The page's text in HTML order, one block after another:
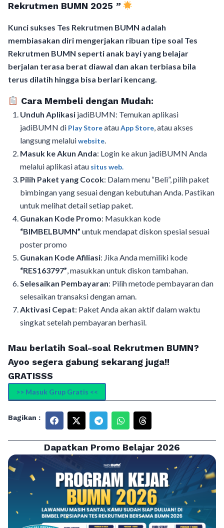
Rekrutmen BUMN 2025 ”
Kunci sukses Tes Rekrutmen BUMN adalah
membiasakan diri mengerjakan ribuan tipe soal Tes
Rekrutmen BUMN seperti anak bayi yang belajar
berjalan terasa berat diawal dan akan terbiasa bila
terus dilatih hingga bisa berlari kencang.
Cara Membeli dengan Mudah:
Unduh Aplikasi jadiBUMN: Temukan aplikasi
jadiBUMN di Play StoreatauApp Store, atau akses
langsung melaluiwebsite.
Masuk ke Akun Anda: Login ke akun jadiBUMN Anda
melalui aplikasi atau situs web.
Pilih Paket yang Cocok: Dalam menu “Beli”, pilih paket
bimbingan yang sesuai dengan kebutuhan Anda. Pastikan
untuk melihat detail setiap paket.
Gunakan Kode Promo: Masukkan kode
“BIMBELBUMN” untuk mendapat diskon spesial sesuai
poster promo
Gunakan Kode Afiliasi: Jika Anda memiliki kode
“RES163797”, masukkan untuk diskon tambahan.
Selesaikan Pembayaran: Pilih metode pembayaran dan
selesaikan transaksi dengan aman.
Aktivasi Cepat: Paket Anda akan aktif dalam waktu
singkat setelah pembayaran berhasil.
Mau berlatih Soal-soal Rekrutmen BUMN?
Ayoo segera gabung sekarang juga!!
GRATISSS
>> Masuk Grup Gratis <<
Bagikan :
Dapatkan Promo Belajar 2026